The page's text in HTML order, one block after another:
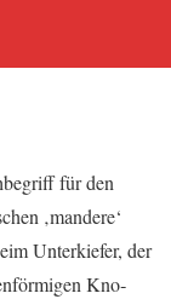
für den
‚man­de­re‘
Unter­kie­fer, der
Kno­